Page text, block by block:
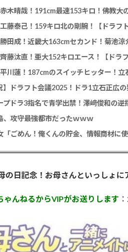
木晴哉！191cm最速153キロ！佛教大
藤泰己！159キロ北の剛腕！【ドラフ
田成！近畿大163cmセカンド！菊池涼
藤汰直！亜大152キロエース！【ドラ
】ドラフト会議2025！ドラ1立石正広
プドラ3指名で青学出禁！澤﨑俊和の
、攻守最強都市だったｗｗｗ
の日記念！お母さんといっしょ
ゃんねるからVIPがお送りします